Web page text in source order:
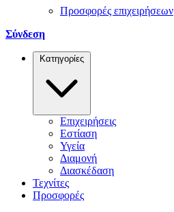
Προσφορές επιχειρήσεων
Σύνδεση
Κατηγορίες
Επιχειρήσεις
Εστίαση
Υγεία
Διαμονή
Διασκέδαση
Τεχνίτες
Προσφορές